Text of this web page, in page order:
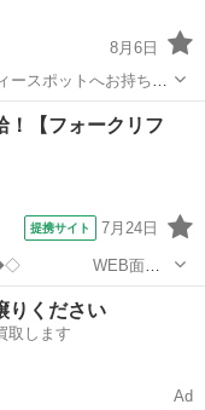
8月6日
スポットへお持ち込
ー用品、こども用品、
どが無料でまとめて持
！【フォークリフ
提携サイト 7月24日
WEB面接
社可能！
りください
取します
Ad